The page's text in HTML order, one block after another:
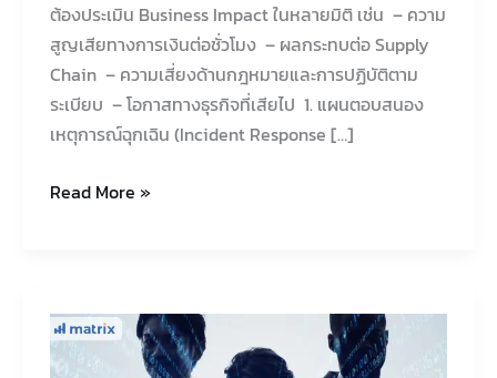
ต้องประเมิน Business Impact ในหลายมิติ เช่น – ความ
สูญเสียทางการเงินต่อชั่วโมง – ผลกระทบต่อ Supply
Chain – ความเสี่ยงด้านกฎหมายและการปฏิบัติตาม
ระเบียบ – โอกาสทางธุรกิจที่เสียไป 1. แผนตอบสนอง
เหตุการณ์ฉุกเฉิน (Incident Response […]
Read More »
สร้าง
ทีม